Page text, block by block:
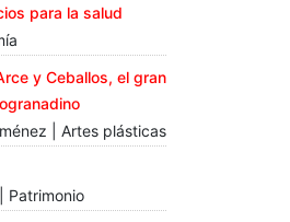
para la salud
y Ceballos, el gran
| Artes plásticas
Patrimonio